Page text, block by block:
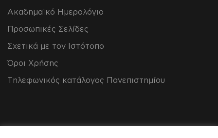
Ακαδημαϊκό Ημερολόγιο
Προσωπικές Σελίδες
Σχετικά με τον Ιστότοπο
Όροι Χρήσης
Τηλεφωνικός κατάλογος Πανεπιστημίου